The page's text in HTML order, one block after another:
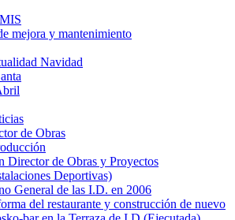
mejora y mantenimiento
Navidad
de Obras
Director de Obras y Proyectos
Deportivas)
General de las I.D. en 2006
del restaurante y construcción de nuevo